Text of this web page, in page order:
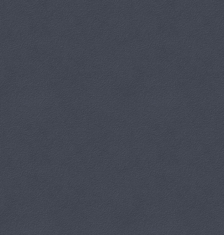
Wernisaż wystawy
Kategoria: WDK Dziewiętlice